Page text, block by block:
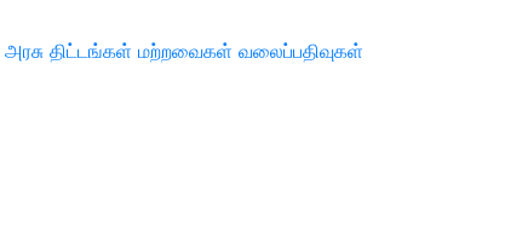
அரசு திட்டங்கள் மற்றவைகள் வலைப்பதிவுகள்